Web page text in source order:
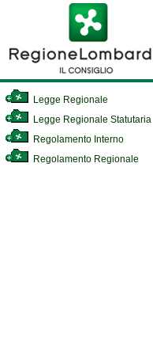
Legge Regionale
Legge Regionale Statutaria
Regolamento Interno
Regolamento Regionale